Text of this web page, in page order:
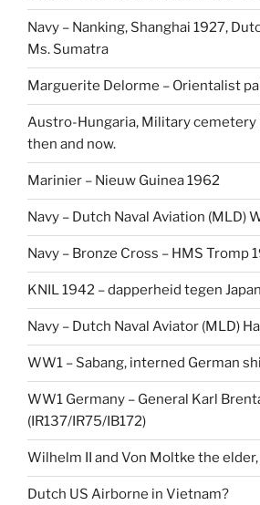
Navy – Nanking, Shanghai 1927,
Ms. Sumatra
Marguerite Delorme – Orientalist
Austro-Hungaria, Military cemetery
then and now.
Marinier – Nieuw Guinea 1962
Navy – Dutch Naval Aviation (MLD)
Navy – Bronze Cross – HMS Tromp
KNIL 1942 – dapperheid tegen Japan
Navy – Dutch Naval Aviator (MLD)
WW1 – Sabang, interned German
WW1 Germany – General Karl
(IR137/IR75/IB172)
Wilhelm II and Von Moltke the
Dutch US Airborne in Vietnam?